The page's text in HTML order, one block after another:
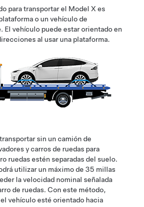
para transportar el Model X es
o un vehículo de
El vehículo puede estar orientado en
al usar una plataforma.
sin un camión de
y carros de ruedas para
ruedas estén separadas del suelo.
utilizar un máximo de 35 millas
la velocidad nominal señalada
de ruedas. Con este método,
vehículo esté orientado hacia